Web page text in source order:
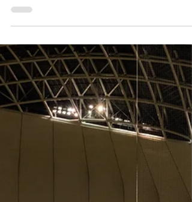
咖啡廳
屏東竹田｜大和頓物所｜舊碾米
廠裡喝屏東咖啡 感受老空間裡的
新靈魂
屏東竹田舊名「頓物」，是客語囤積貨物之意，過
去為運送稻米過程中重要的囤放中繼站，故得此
名。位於竹田車站旁的「德興碾米廠」成立於
年，過去曾是重要的地方產業據點，1994年結束
運後，長期處於閒置荒廢狀態，最後由「大和咖
啡」接手，與丁尺建築師事務所、力口建築共同將